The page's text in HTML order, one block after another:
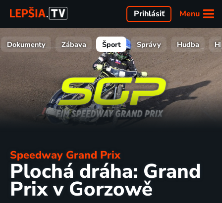
Menu
Prihlásiť
Dokumenty Zábava Šport Správy Hudba
Speedway Grand Prix
Plochá dráha: Grand
Prix v Gorzowě